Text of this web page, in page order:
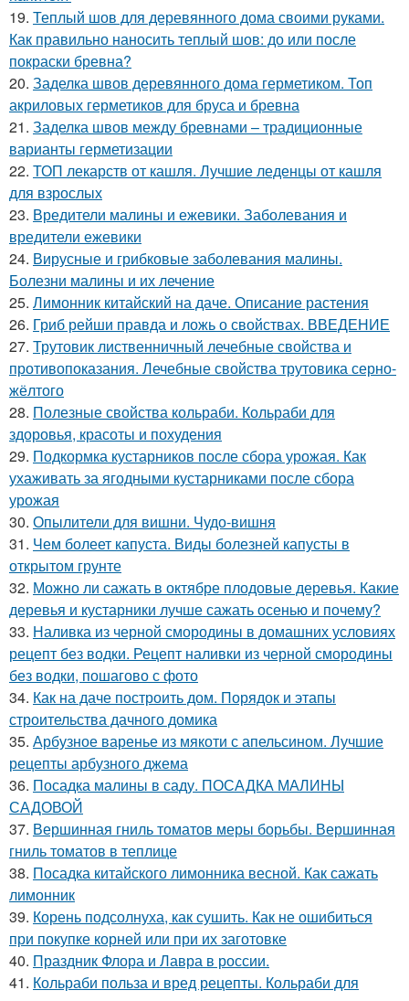
19. Теплый шов для деревянного дома своими руками.
Как правильно наносить теплый шов: до или после
покраски бревна?
20. Заделка швов деревянного дома герметиком. Топ
акриловых герметиков для бруса и бревна
21. Заделка швов между бревнами – традиционные
варианты герметизации
22. ТОП лекарств от кашля. Лучшие леденцы от кашля
для взрослых
23. Вредители малины и ежевики. Заболевания и
вредители ежевики
24. Вирусные и грибковые заболевания малины.
Болезни малины и их лечение
25. Лимонник китайский на даче. Описание растения
26. Гриб рейши правда и ложь о свойствах. ВВЕДЕНИЕ
27. Трутовик лиственничный лечебные свойства и
противопоказания. Лечебные свойства трутовика серно-
жёлтого
28. Полезные свойства кольраби. Кольраби для
здоровья, красоты и похудения
29. Подкормка кустарников после сбора урожая. Как
ухаживать за ягодными кустарниками после сбора
урожая
30. Опылители для вишни. Чудо-вишня
31. Чем болеет капуста. Виды болезней капусты в
открытом грунте
32. Можно ли сажать в октябре плодовые деревья. Какие
деревья и кустарники лучше сажать осенью и почему?
33. Наливка из черной смородины в домашних условиях
рецепт без водки. Рецепт наливки из черной смородины
без водки, пошагово с фото
34. Как на даче построить дом. Порядок и этапы
строительства дачного домика
35. Арбузное варенье из мякоти с апельсином. Лучшие
рецепты арбузного джема
36. Посадка малины в саду. ПОСАДКА МАЛИНЫ
САДОВОЙ
37. Вершинная гниль томатов меры борьбы. Вершинная
гниль томатов в теплице
38. Посадка китайского лимонника весной. Как сажать
лимонник
39. Корень подсолнуха, как сушить. Как не ошибиться
при покупке корней или при их заготовке
40. Праздник Флора и Лавра в россии.
41. Кольраби польза и вред рецепты. Кольраби для